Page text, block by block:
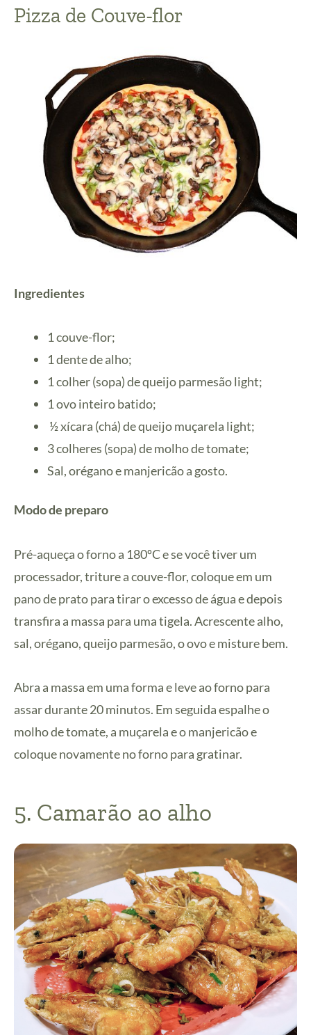
Pizza de Couve-flor
Ingredientes
1 couve-flor;
1 dente de alho;
1 colher (sopa) de queijo parmesão light;
1 ovo inteiro batido;
½ xícara (chá) de queijo muçarela light;
3 colheres (sopa) de molho de tomate;
Sal, orégano e manjericão a gosto.
Modo de preparo
Pré-aqueça o forno a 180ºC e se você tiver um
processador, triture a couve-flor, coloque em um
pano de prato para tirar o excesso de água e depois
transfira a massa para uma tigela. Acrescente alho,
sal, orégano, queijo parmesão, o ovo e misture bem.
Abra a massa em uma forma e leve ao forno para
assar durante 20 minutos. Em seguida espalhe o
molho de tomate, a muçarela e o manjericão e
coloque novamente no forno para gratinar.
5. Camarão ao alho